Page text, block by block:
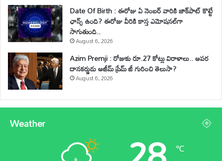
Date Of Birth : ఈరోజు ఏ నెంబర్ వారికి జాక్‌పాట్ కొట్టే
ఛాన్స్ ఉంది? ఈరోజు వీరికి కాస్త ఎమోషనల్‌గా
సాగుతుంది..
August 6, 2026
Azim Premji : రోజుకు రూ.27 కోట్లు విరాళాలు.. అపర
దానకర్ణుడు అజీమ్ ప్రేమ్ జీ గురించి తెలుసా?
August 6, 2026
Weather
℃